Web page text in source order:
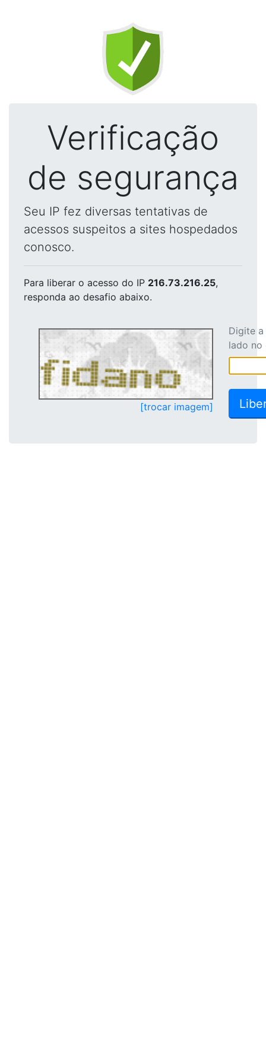
Verificação
de segurança
Seu IP fez diversas tentativas de
acessos suspeitos a sites hospedados
conosco.
Para liberar o acesso do IP 216.73.216.25,
responda ao desafio abaixo.
[trocar imagem]
Digite
lado no